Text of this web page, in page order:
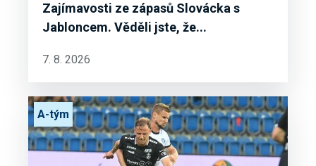
Zajímavosti ze zápasů Slovácka s
Jabloncem. Věděli jste, že...
7. 8. 2026
A-tým